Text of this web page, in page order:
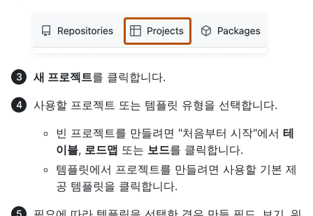
새 프로젝트를 클릭합니다.
사용할 프로젝트 또는 템플릿 유형을 선택합니다.
빈 프로젝트를 만들려면 "처음부터 시작"에서 테
이블, 로드맵 또는 보드를 클릭합니다.
템플릿에서 프로젝트를 만들려면 사용할 기본 제
공 템플릿을 클릭합니다.